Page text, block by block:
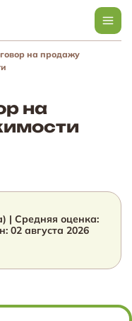
на продажу
на
| Средняя оценка:
02 августа 2026